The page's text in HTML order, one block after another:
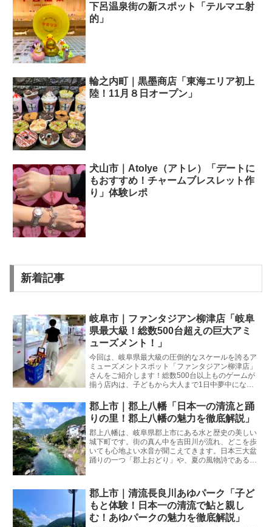
下呂温泉街の新スポット「テルマエ射
的」
輪之内町｜黒墨商店「東海エリア初上
陸！11月８日オープン」
犬山市｜Atolye（アトレ）「デートに
もおすすめ！チャームブレスレット作
り」体験レポ
新着記事
岐阜市｜ファンタジアン柳津店「岐阜
県最大級！総数500台超えの巨大アミ
ューズメント！」
今回は、岐阜県最大級の圧倒的なスケールを誇るア
ミューズメントスポット「ファンタジアン柳津店」
さんをご紹介します！総数500台以上ものゲームが
揃う店内は、子どもから大人まで1日中夢中になっ
けや雨の日のレジャーにもぴったりの魅力を徹底解
説します！
郡上市｜郡上八幡「日本一の清流と踊
りの里！郡上八幡の魅力を徹底解説」
郡上八幡は、岐阜県郡上市にある水と歴史の美しい
城下町です。街の真ん中を吉田川が流れ、どこを歩
いても心地よい水音が聞こえてきます。日本三大盆
踊りの一つ「郡上おどり」や、夏の風物詩である子
ないためのリアルな情報と魅力をたっぷりとお伝え
します。
郡上市｜清流長良川あゆパーク「子ど
もと体験！日本一の清流で鮎と親し
む！あゆパークの魅力を徹底解説」